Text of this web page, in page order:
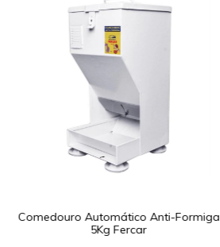
Comedouro Automático Anti-Formiga
5Kg Fercar